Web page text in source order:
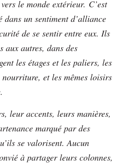
le monde extérieur. C’est
un sentiment d’alliance
de se sentir entre eux. Ils
aux autres, dans des
les étages et les paliers, les
nourriture, et les mêmes loisirs
leur accents, leurs manières,
marqué par des
se valorisent. Aucun
à partager leurs colonnes,